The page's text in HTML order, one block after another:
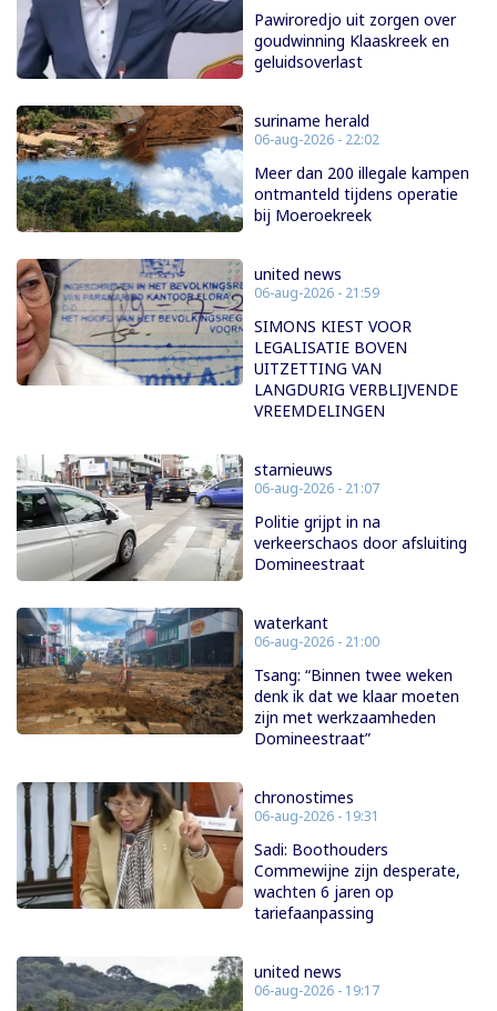
Pawiroredjo uit zorgen over
goudwinning Klaaskreek en
geluidsoverlast
suriname herald
06-aug-2026 - 22:02
Meer dan 200 illegale kampen
ontmanteld tijdens operatie
bij Moeroekreek
united news
06-aug-2026 - 21:59
SIMONS KIEST VOOR
LEGALISATIE BOVEN
UITZETTING VAN
LANGDURIG VERBLIJVENDE
VREEMDELINGEN
starnieuws
06-aug-2026 - 21:07
Politie grijpt in na
verkeerschaos door afsluiting
Domineestraat
waterkant
06-aug-2026 - 21:00
Tsang: “Binnen twee weken
denk ik dat we klaar moeten
zijn met werkzaamheden
Domineestraat”
chronostimes
06-aug-2026 - 19:31
Sadi: Boothouders
Commewijne zijn desperate,
wachten 6 jaren op
tariefaanpassing
united news
06-aug-2026 - 19:17